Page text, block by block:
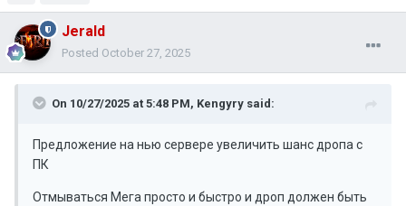
Jerald
Posted October 27, 2025
On 10/27/2025 at 5:48 PM, Kengyry said:
Предложение на нью сервере увеличить шанс дропа с
ПК
Отмываться Мега просто и быстро и дроп должен быть